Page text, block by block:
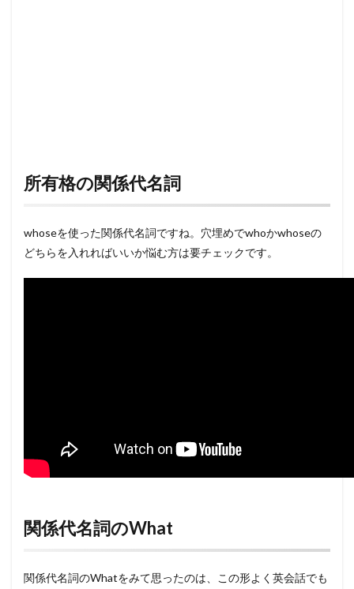
所有格の関係代名詞
whoseを使った関係代名詞ですね。穴埋めでwhoかwhoseの
どちらを入れればいいか悩む方は要チェックです。
関係代名詞のWhat
関係代名詞のWhatをみて思ったのは、この形よく英会話でも